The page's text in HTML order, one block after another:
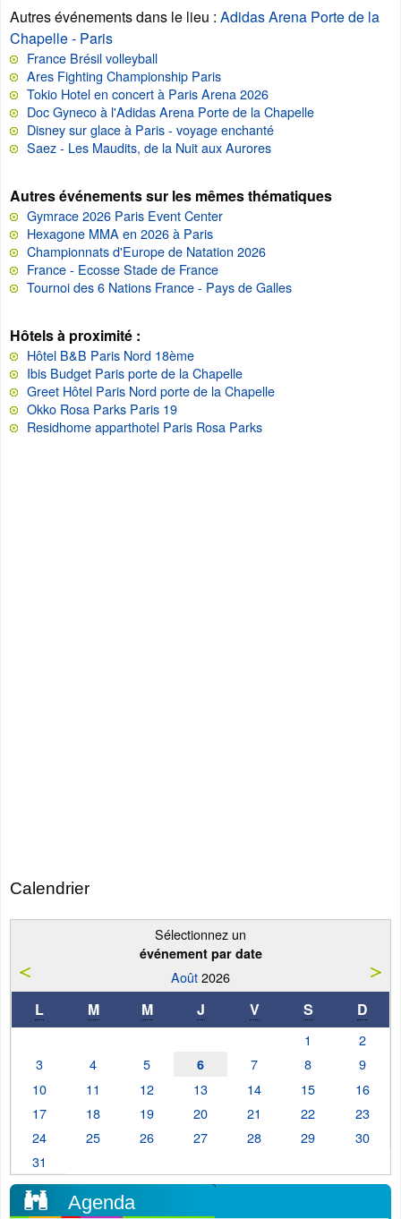
Autres événements dans le lieu : Adidas Arena Porte de la
Chapelle - Paris
France Brésil volleyball
Ares Fighting Championship Paris
Tokio Hotel en concert à Paris Arena 2026
Doc Gyneco à l'Adidas Arena Porte de la Chapelle
Disney sur glace à Paris - voyage enchanté
Saez - Les Maudits, de la Nuit aux Aurores
Autres événements sur les mêmes thématiques
Gymrace 2026 Paris Event Center
Hexagone MMA en 2026 à Paris
Championnats d'Europe de Natation 2026
France - Ecosse Stade de France
Tournoi des 6 Nations France - Pays de Galles
Hôtels à proximité :
Hôtel B&B Paris Nord 18ème
Ibis Budget Paris porte de la Chapelle
Greet Hôtel Paris Nord porte de la Chapelle
Okko Rosa Parks Paris 19
Residhome apparthotel Paris Rosa Parks
Calendrier
Sélectionnez un
événement par date
Août2026
L M M J V S D
1
2
3
4 5 6 7 8
9
10
11 12 13 14 15
16
17
18 19 20 21 22
23
24
25 26 27 28 29
30
31
Agenda